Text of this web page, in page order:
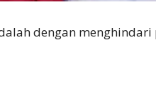
dengan